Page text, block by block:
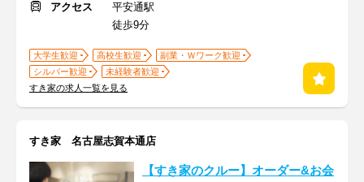
アクセス
平安通駅
徒歩9分
大学生歓迎 高校生歓迎
副業・Ｗワーク歓迎
シルバー歓迎
未経験者歓迎
すき家の求人一覧を見る
すき家 名古屋志賀本通店
【すき家のクルー】オーダー&お会